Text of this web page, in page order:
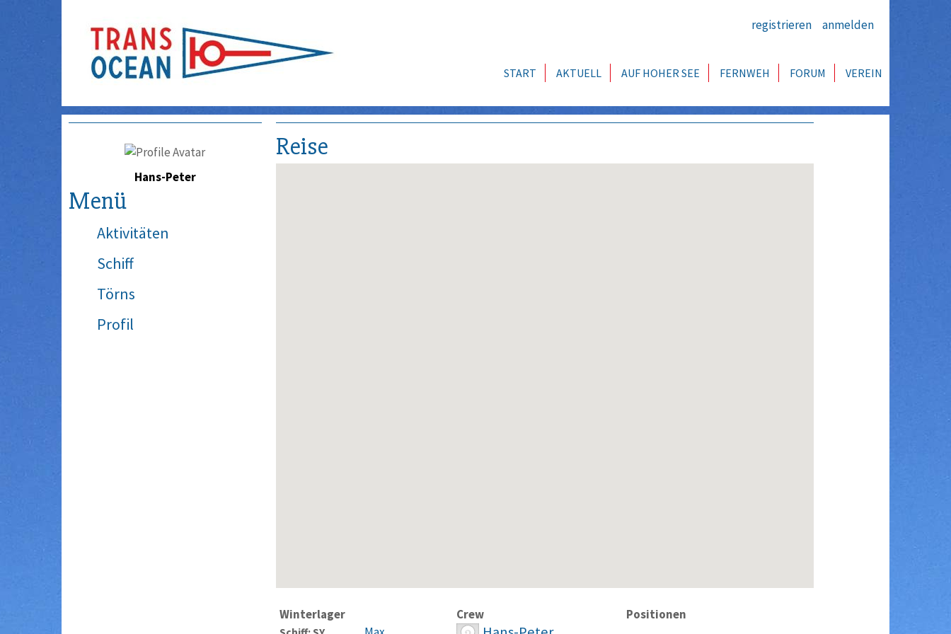
registrieren anmelden
START AKTUELL AUF HOHER SEE FERNWEH FORUM VEREIN
Hans-Peter
Menü
Aktivitäten
Schiff
Törns
Profil
Reise
Winterlager Crew Positionen